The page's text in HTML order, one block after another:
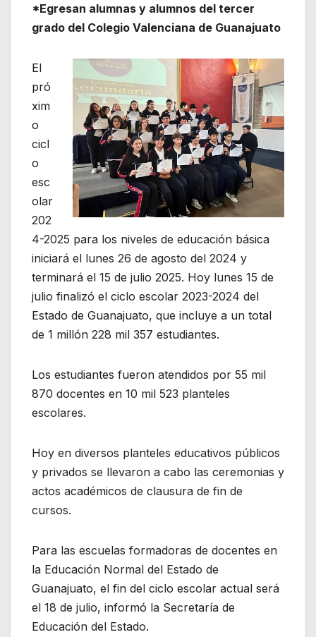
*Egresan alumnas y alumnos del tercer
grado del Colegio Valenciana de Guanajuato
El
pró
xim
o
cicl
o
esc
olar
202
4-2025 para los niveles de educación básica
iniciará el lunes 26 de agosto del 2024 y
terminará el 15 de julio 2025. Hoy lunes 15 de
julio finalizó el ciclo escolar 2023-2024 del
Estado de Guanajuato, que incluye a un total
de 1 millón 228 mil 357 estudiantes.
Los estudiantes fueron atendidos por 55 mil
870 docentes en 10 mil 523 planteles
escolares.
Hoy en diversos planteles educativos públicos
y privados se llevaron a cabo las ceremonias y
actos académicos de clausura de fin de
cursos.
Para las escuelas formadoras de docentes en
la Educación Normal del Estado de
Guanajuato, el fin del ciclo escolar actual será
el 18 de julio, informó la Secretaría de
Educación del Estado.